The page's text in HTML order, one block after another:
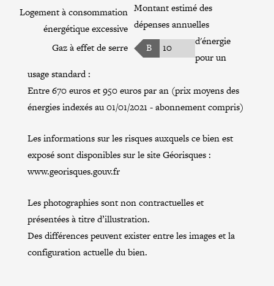
Logement à consommation
énergétique excessive
Gaz à effet de serre
B 10
Montant estimé des
dépenses annuelles
d'énergie
pour un
usage standard :
Entre 670 euros et 950 euros par an (prix moyens des
énergies indexés au 01/01/2021 - abonnement compris)
Les informations sur les risques auxquels ce bien est
exposé sont disponibles sur le site Géorisques :
www.georisques.gouv.fr
Les photographies sont non contractuelles et
présentées à titre d’illustration.
Des différences peuvent exister entre les images et la
configuration actuelle du bien.